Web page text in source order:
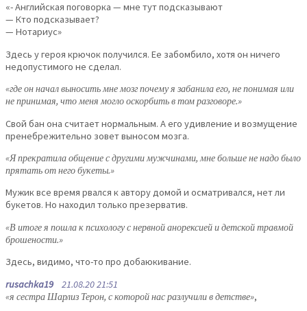
«- Английская поговорка — мне тут подсказывают
— Кто подсказывает?
— Нотариус»
Здесь у героя крючок получился. Ее забомбило, хотя он ничего
недопустимого не сделал.
«где он начал выносить мне мозг почему я забанила его, не понимая или
не принимая, что меня могло оскорбить в том разговоре.»
Свой бан она считает нормальным. А его удивление и возмущение
пренебрежительно зовет выносом мозга.
«Я прекратила общение с другими мужчинами, мне больше не надо было
прятать от него букеты.»
Мужик все время рвался к автору домой и осматривался, нет ли
букетов. Но находил только презерватив.
«В итоге я пошла к психологу с нервной анорексией и детской травмой
брошености.»
Здесь, видимо, что-то про добаюкивание.
rusachka19 21.08.20 21:51
«я сестра Шарлиз Терон, с которой нас разлучили в детстве»,